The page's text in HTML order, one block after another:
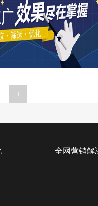
全网营销解